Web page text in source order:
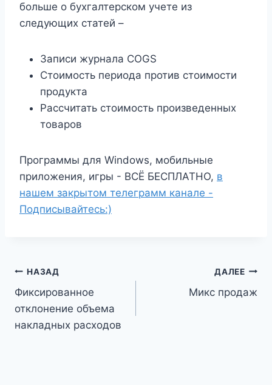
больше о бухгалтерском учете из
следующих статей –
Записи журнала COGS
Стоимость периода против стоимости
продукта
Рассчитать стоимость произведенных
товаров
Программы для Windows, мобильные
приложения, игры - ВСЁ БЕСПЛАТНО, в
нашем закрытом телеграмм канале -
Подписывайтесь:)
Навигация
по
записям
НАЗАД
Фиксированное
отклонение объема
накладных расходов
ДАЛЕЕ
Микс продаж